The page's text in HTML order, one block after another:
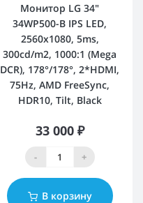
Монитор LG 34"
34WP500-B IPS LED,
2560x1080, 5ms,
300cd/m2, 1000:1 (Mega
DCR), 178°/178°, 2*HDMI,
75Hz, AMD FreeSync,
HDR10, Tilt, Black
33 000 ₽
- +
В корзину